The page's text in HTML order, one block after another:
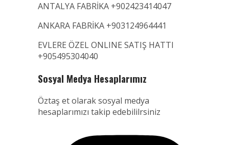
ANTALYA FABRİKA +902423414047
ANKARA FABRİKA +903124964441
EVLERE ÖZEL ONLINE SATIŞ HATTI
+905495304040
Sosyal Medya Hesaplarımız
Öztaş et olarak sosyal medya
hesaplarımızı takip edebililrsiniz